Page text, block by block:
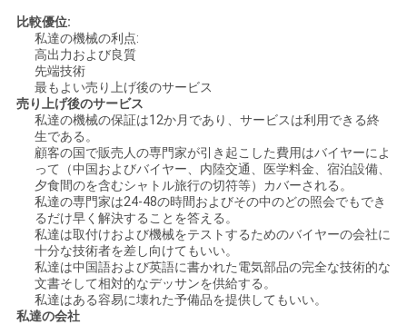
さ
地
PRIVACY
POLICY
比較優位:
私達の機械の利点:
高出力および良質
先端技術
最もよい売り上げ後のサービス
売り上げ後のサービス
私達の機械の保証は12か月であり、サービスは利用できる終
生である。
顧客の国で販売人の専門家が引き起こした費用はバイヤーによ
って（中国およびバイヤー、内陸交通、医学料金、宿泊設備、
夕食間のを含むシャトル旅行の切符等）カバーされる。
私達の専門家は24-48の時間およびその中のどの照会でもでき
るだけ早く解決することを答える。
私達は取付けおよび機械をテストするためのバイヤーの会社に
十分な技術者を差し向けてもいい。
私達は中国語および英語に書かれた電気部品の完全な技術的な
文書そして相対的なデッサンを供給する。
私達はある容易に壊れた予備品を提供してもいい。
私達の会社